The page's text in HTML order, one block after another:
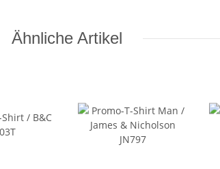
Ähnliche Artikel